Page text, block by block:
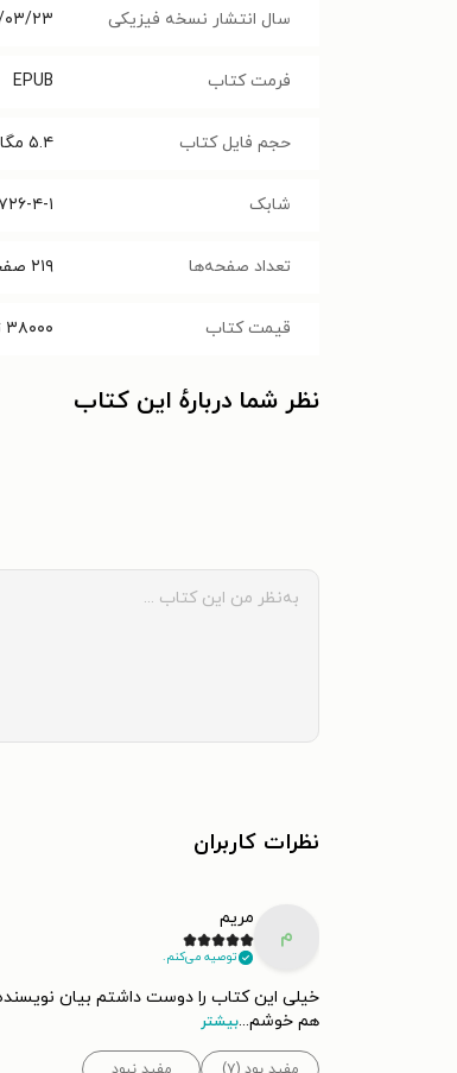
سال انتشار نسخه فیزیکی ۱۳۹۰/
فرمت کتاب EPUB
حجم فایل کتاب ۵.۴
شابک ۹۷۸-
تعداد صفحه‌ها ۲۱۹
قیمت کتاب ۳۸۰۰۰
نظر شما دربارهٔ این کتاب
نظرات کاربران
م
مریم
توصیه می‌کنم.
خیلی این کتاب را دوست داشتم بیان
هم خوشم...بیشتر